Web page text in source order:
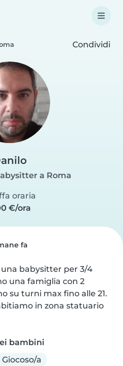
Condividi
a Roma
oraria
€/ora
fa
babysitter per 3/4
una famiglia con 2
su turni max fino alle 21.
in zona statuario
bambini
Giocoso/a